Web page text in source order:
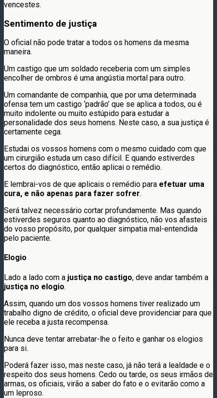
vencestes.
Sentimento de justiça
O oficial não pode tratar a todos os homens da mesma
maneira.
Um castigo que um soldado receberia com um simples
encolher de ombros é uma angústia mortal para outro.
Um comandante de companhia, que por uma determinada
ofensa tem um castigo ‘padrão’ que se aplica a todos, ou é
muito indolente ou muito estúpido para estudar a
personalidade dos seus homens. Neste caso, a sua justiça é
certamente cega.
Estudai os vossos homens com o mesmo cuidado com que
um cirurgião estuda um caso difícil. E quando estiverdes
certos do diagnóstico, então aplicai o remédio.
E lembrai-vos de que aplicais o remédio para efetuar uma
cura, e não apenas para fazer sofrer.
Será talvez necessário cortar profundamente. Mas quando
estiverdes seguros quanto ao diagnóstico, não vos afasteis
do vosso propósito, por qualquer simpatia mal-entendida
pelo paciente.
Elogio
Lado a lado com a justiça no castigo, deve andar também a
justiça no elogio.
Assim, quando um dos vossos homens tiver realizado um
trabalho digno de crédito, o oficial deve providenciar para que
ele receba a justa recompensa.
Nunca deve tentar arrebatar-lhe o feito e ganhar os elogios
para si.
Poderá fazer isso, mas neste caso, já não terá a lealdade e o
respeito dos seus homens. Cedo ou tarde, os seus irmãos de
armas, os oficiais, virão a saber do fato e o evitarão como a
um leproso.